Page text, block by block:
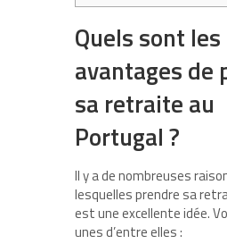
Quels sont les
avantages de
sa retraite au
Portugal ?
Il y a de nombreuses
lesquelles prendre sa
est une excellente idée.
unes d’entre elles :